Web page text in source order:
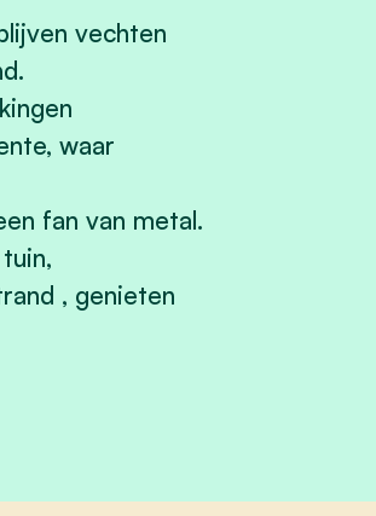
vechten
waar
fan van metal.
, genieten